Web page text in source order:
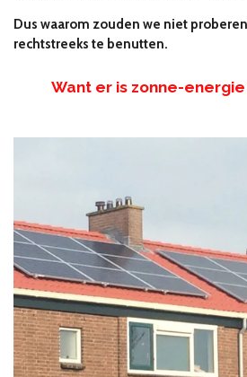
Dus waarom zouden we niet
rechtstreeks te benutten.
Want er is zonne-